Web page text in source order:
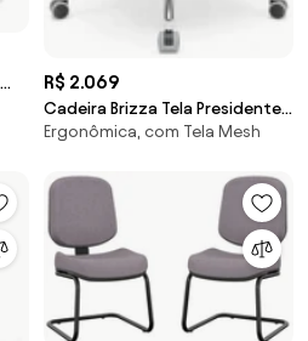
R$ 2.069
Cadeira Brizza Tela Presidente
Grafite Base Alumínio -
Ergonômica, com Tela Mesh